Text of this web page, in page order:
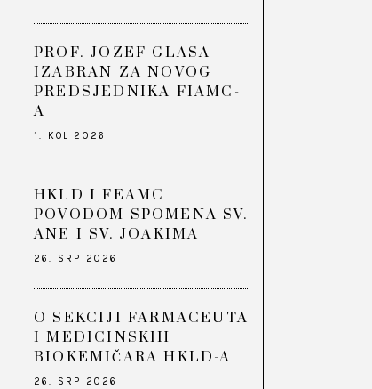
PROF. JOZEF GLASA
IZABRAN ZA NOVOG
PREDSJEDNIKA FIAMC-
A
1. KOL 2026
HKLD I FEAMC
POVODOM SPOMENA SV.
ANE I SV. JOAKIMA
26. SRP 2026
O SEKCIJI FARMACEUTA
I MEDICINSKIH
BIOKEMIČARA HKLD-A
26. SRP 2026